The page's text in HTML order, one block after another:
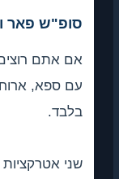
סופ"ש פאר
אם אתם
עם ספא,
בלבד.
שני